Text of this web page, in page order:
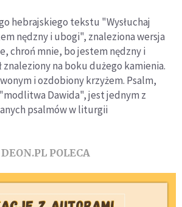
hebrajskiego tekstu "Wysłuchaj
nędzny i ubogi", znaleziona wersja
chroń mnie, bo jestem nędzny i
znaleziony na boku dużego kamienia.
i ozdobiony krzyżem. Psalm,
Dawida", jest jednym z
psalmów w liturgii
DEON.PL POLECA